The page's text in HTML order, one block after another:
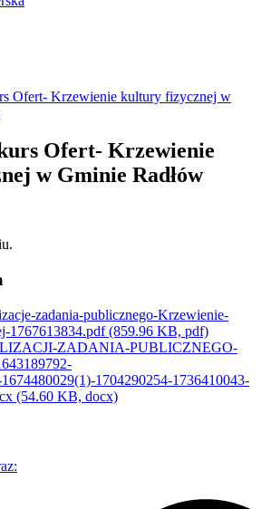
Ofert- Krzewienie kultury fizycznej w
Ofert- Krzewienie
w Gminie Radłów
zadania-publicznego-Krzewienie-
1767613834.pdf(859.96 KB, pdf)
ZADANIA-PUBLICZNEGO-
1704290254-1736410043-
(54.60 KB, docx)